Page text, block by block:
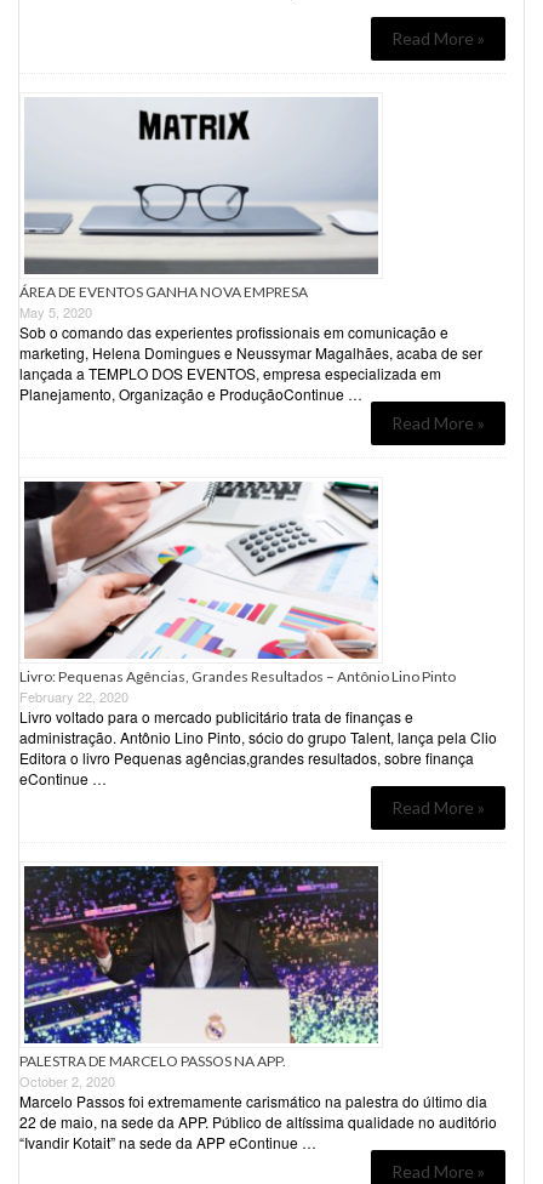
Read More »
ÁREA DE EVENTOS GANHA NOVA EMPRESA
May 5, 2020
Sob o comando das experientes profissionais em comunicação e
marketing, Helena Domingues e Neussymar Magalhães, acaba de ser
lançada a TEMPLO DOS EVENTOS, empresa especializada em
Planejamento, Organização e ProduçãoContinue …
Read More »
Livro: Pequenas Agências, Grandes Resultados – Antônio Lino Pinto
February 22, 2020
Livro voltado para o mercado publicitário trata de finanças e
administração. Antônio Lino Pinto, sócio do grupo Talent, lança pela Clio
Editora o livro Pequenas agências,grandes resultados, sobre finança
eContinue …
Read More »
PALESTRA DE MARCELO PASSOS NA APP.
October 2, 2020
Marcelo Passos foi extremamente carismático na palestra do último dia
22 de maio, na sede da APP. Público de altíssima qualidade no auditório
“Ivandir Kotait” na sede da APP eContinue …
Read More »